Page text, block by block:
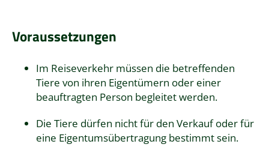
Voraussetzungen
Im Reiseverkehr müssen die betreffenden
Tiere von ihren Eigentümern oder einer
beauftragten Person begleitet werden.
Die Tiere dürfen nicht für den Verkauf oder für
eine Eigentumsübertragung bestimmt sein.